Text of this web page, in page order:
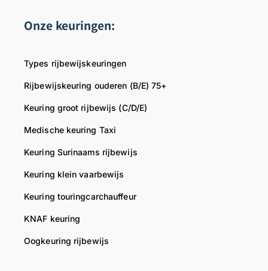
Onze keuringen:
Types rijbewijskeuringen
Rijbewijskeuring ouderen (B/E) 75+
Keuring groot rijbewijs (C/D/E)
Medische keuring Taxi
Keuring Surinaams rijbewijs
Keuring klein vaarbewijs
Keuring touringcarchauffeur
KNAF keuring
Oogkeuring rijbewijs